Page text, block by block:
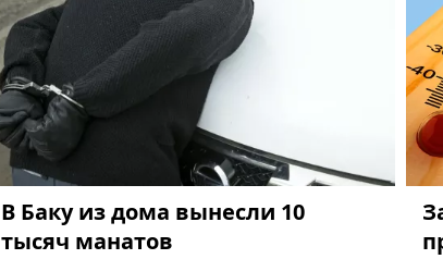
В Баку из дома вынесли 10
тысяч манатов